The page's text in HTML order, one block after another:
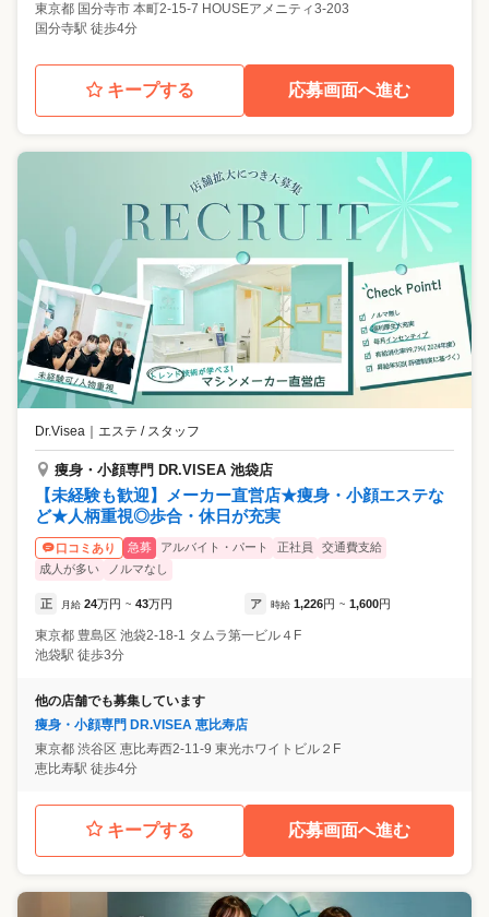
東京都 国分寺市 本町2-15-7 HOUSEアメニティ3-203
国分寺駅 徒歩4分
キープする 応募画面へ進む
Dr.Visea ｜ エステ / スタッフ
痩身・小顔専門 DR.VISEA 池袋店
【未経験も歓迎】メーカー直営店★痩身・小顔エステな
ど★人柄重視◎歩合・休日が充実
口コミあり 急募 アルバイト・パート 正社員
交通費支給
成人が多い
ノルマなし
正 月給 24万円 ~ 43万円 ア 時給 1,226円 ~ 1,600円
東京都 豊島区 池袋2-18-1 タムラ第一ビル４F
池袋駅 徒歩3分
他の店舗でも募集しています
痩身・小顔専門 DR.VISEA 恵比寿店
東京都 渋谷区 恵比寿西2-11-9 東光ホワイトビル２F
恵比寿駅 徒歩4分
キープする 応募画面へ進む